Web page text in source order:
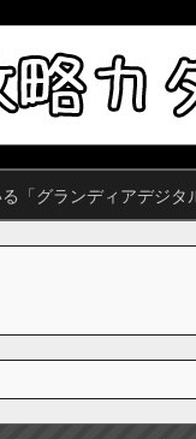
る「グランディアデジ